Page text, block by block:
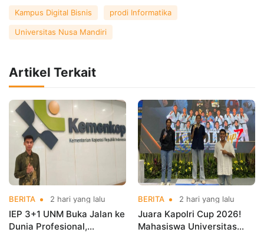
Kampus Digital Bisnis prodi Informatika
Universitas Nusa Mandiri
Artikel Terkait
BERITA 2 hari yang lalu
IEP 3+1 UNM Buka Jalan ke
Dunia Profesional,
BERITA 2 hari yang lalu
Juara Kapolri Cup 2026!
Mahasiswa Universitas